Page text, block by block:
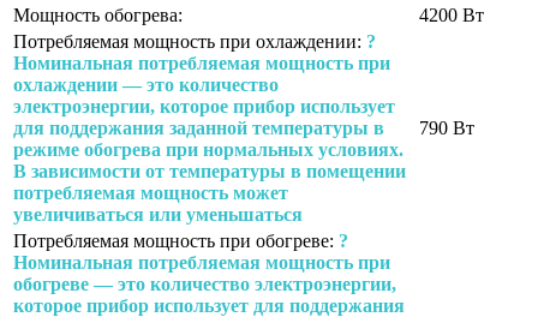
Мощность обогрева:
4200 Вт
Потребляемая мощность при охлаждении: ?
Номинальная потребляемая мощность при
охлаждении — это количество
электроэнергии, которое прибор использует
для поддержания заданной температуры в
режиме обогрева при нормальных условиях.
В зависимости от температуры в помещении
потребляемая мощность может
увеличиваться или уменьшаться
790 Вт
Потребляемая мощность при обогреве: ?
Номинальная потребляемая мощность при
обогреве — это количество электроэнергии,
которое прибор использует для поддержания